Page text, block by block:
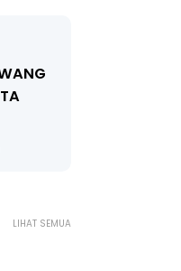
LIHAT SEMUA